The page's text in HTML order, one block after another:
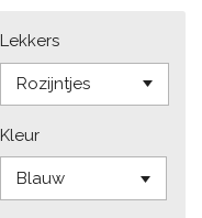
Lekkers
Kleur